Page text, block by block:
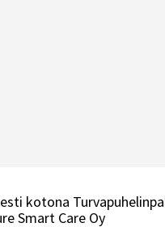
kotona
Smart Care Oy